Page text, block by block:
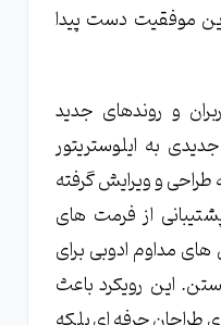
موفقیت دست پیدا
و روندهای جدید
به ایلوستریتور
طراحی و ویرایش گرفته
از فرمت های
مداوم ادوبی برای
این رویکرد باعث